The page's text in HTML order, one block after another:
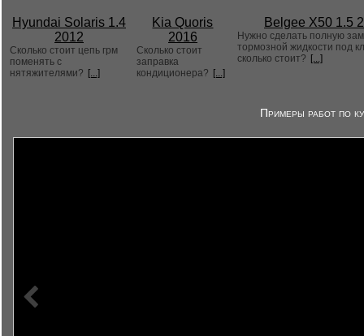
Hyundai Solaris 1.4
2012
Сколько стоит цепь грм
поменять с
нятяжителями? [...]
Kia Quoris
2016
Сколько стоит
заправка
кондиционера? [...]
Belgee X50 1.5
Нужно сделать полную
тормозной жидкости под
сколько стоит? [...]
Примеры работ по